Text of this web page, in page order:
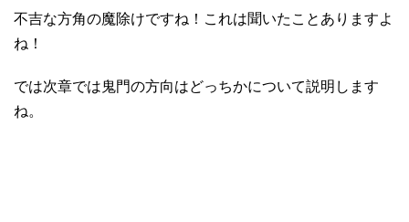
不吉な方角の魔除けですね！これは聞いたことありますよ
ね！
では次章では鬼門の方向はどっちかについて説明します
ね。